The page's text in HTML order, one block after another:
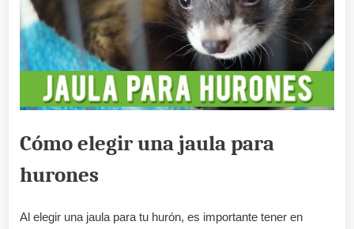
Cómo elegir una jaula para
hurones
Al elegir una jaula para tu hurón, es importante tener en